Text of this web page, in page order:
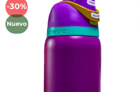
-30%
Nuevo
Añadir
lista de
deseos